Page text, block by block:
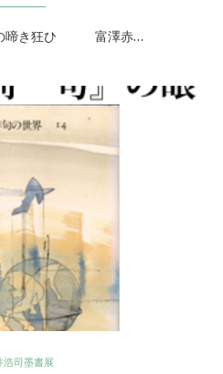
の啼き狂ひ 富澤赤…
浩司墨書展